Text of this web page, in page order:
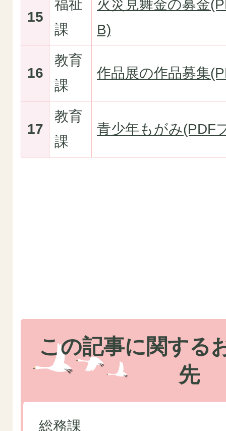
15
福祉
課
火災見舞金の募金
B)
16
教育
課
作品展の作品募集
17
教育
課
青少年もがみ(PDF
この記事に関する
先
総務課